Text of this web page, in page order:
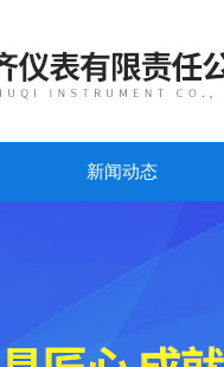
新闻动态